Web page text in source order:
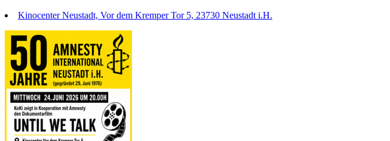
Kinocenter Neustadt, Vor dem Kremper Tor 5, 23730 Neustadt i.H.